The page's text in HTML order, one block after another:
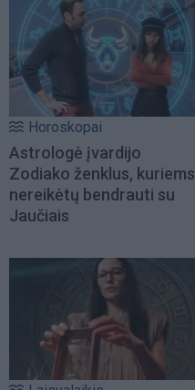
Horoskopai
Astrologė įvardijo
Zodiako ženklus, kuriems
nereikėtų bendrauti su
Jaučiais